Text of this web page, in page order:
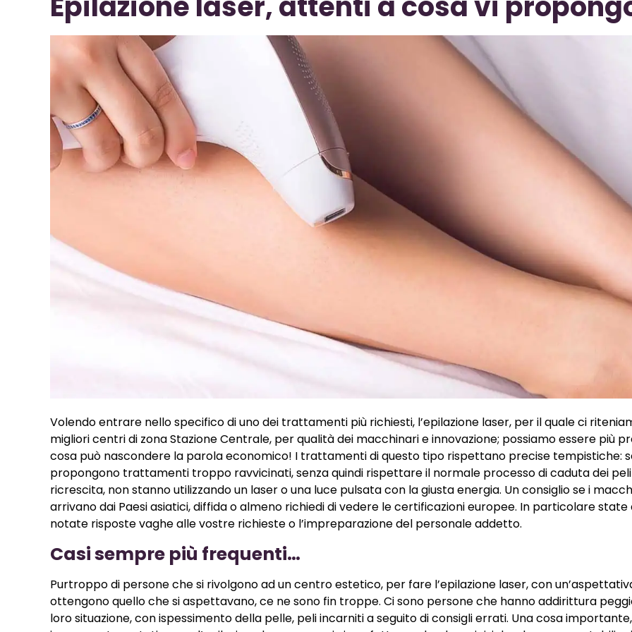
Volendo entrare nello specifico di uno dei trattamenti più richiesti, l’epilazione laser, per il quale ci
migliori centri di zona Stazione Centrale, per qualità dei macchinari e innovazione; possiamo essere più
cosa può nascondere la parola economico! I trattamenti di questo tipo rispettano precise tempistiche:
propongono trattamenti troppo ravvicinati, senza quindi rispettare il normale processo di caduta dei
ricrescita, non stanno utilizzando un laser o una luce pulsata con la giusta energia. Un consiglio se i
arrivano dai Paesi asiatici, diffida o almeno richiedi di vedere le certificazioni europee. In particolare
notate risposte vaghe alle vostre richieste o l’impreparazione del personale addetto.
Casi sempre più frequenti…
Purtroppo di persone che si rivolgono ad un centro estetico, per fare l’epilazione laser, con
ottengono quello che si aspettavano, ce ne sono fin troppe. Ci sono persone che hanno addirittura
loro situazione, con ispessimento della pelle, peli incarniti a seguito di consigli errati. Una cosa